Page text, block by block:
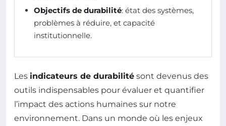
Objectifs de durabilité: état des systèmes,
problèmes à réduire, et capacité
institutionnelle.
Les indicateurs de durabilité sont devenus des
outils indispensables pour évaluer et quantifier
l’impact des actions humaines sur notre
environnement. Dans un monde où les enjeux